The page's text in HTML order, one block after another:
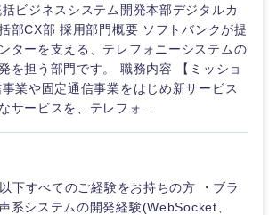
国地方
島根県
広島県
徳島県
ビジネスシステム開発本部デジタルカ
部CX部 採用部門概要 ソフトバンクが提
ターを支える、テレフォニーシステムの
を担う部門です。 職務内容 【ミッショ
業や固定通信事業をはじめ新サービス
サービスを、テレフォ...
下すべてのご経験をお持ちの方 ・ブラ
系システムの開発経験(WebSocket、